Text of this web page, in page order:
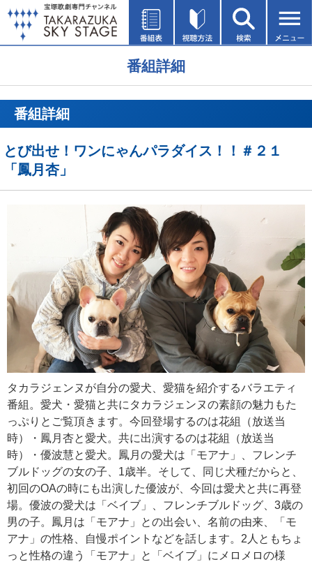
番組詳細
番組詳細
とび出せ！ワンにゃんパラダイス！！＃２１
「鳳月杏」
タカラジェンヌが自分の愛犬、愛猫を紹介するバラエティ
番組。愛犬・愛猫と共にタカラジェンヌの素顔の魅力もた
っぷりとご覧頂きます。今回登場するのは花組（放送当
時）・鳳月杏と愛犬。共に出演するのは花組（放送当
時）・優波慧と愛犬。鳳月の愛犬は「モアナ」、フレンチ
ブルドッグの女の子、1歳半。そして、同じ犬種だからと、
初回のOAの時にも出演した優波が、今回は愛犬と共に再登
場。優波の愛犬は「ベイブ」、フレンチブルドッグ、3歳の
男の子。鳳月は「モアナ」との出会い、名前の由来、「モ
アナ」の性格、自慢ポイントなどを話します。2人ともちょ
っと性格の違う「モアナ」と「ベイブ」にメロメロの様